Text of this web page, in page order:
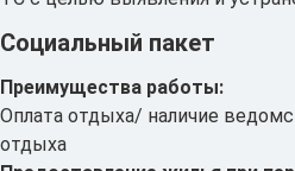
Социальный пакет
Преимущества работы:
Оплата отдыха/ наличие
отдыха